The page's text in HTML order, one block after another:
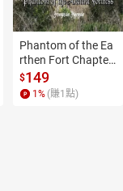
Phantom of the Ea
rthen Fort Chapter
4【有聲書】
$149
1 % (賺1 點)